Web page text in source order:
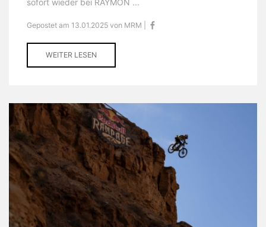
Gepostet am 13.01.2025 von MRM |
WEITER LESEN